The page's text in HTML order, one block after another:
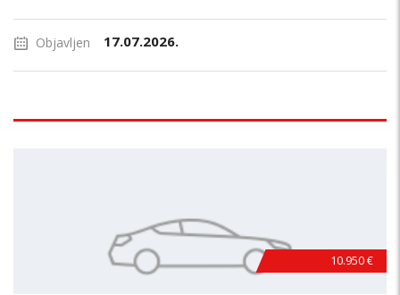
Objavljen 17.07.2026.
10.950 €